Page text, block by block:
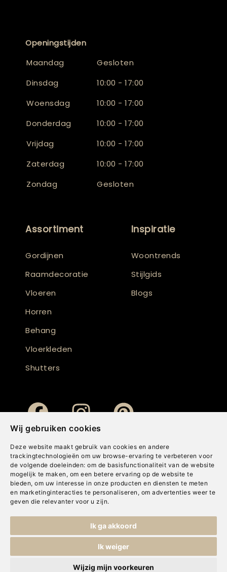
Wij gebruiken cookies
Deze website maakt gebruik van cookies en andere
trackingtechnologieën om uw browse-ervaring te verbeteren voor
de volgende doeleinden: om de basisfunctionaliteit van de website
mogelijk te maken , om een betere ervaring op de website te
bieden, om uw interesse in onze producten en diensten te meten
en marketinginteracties te personaliseren , om advertenties weer te
geven die relevanter voor u zijn.
Ik ga akkoord
Ik weiger
Wijzig mijn voorkeuren
Openingstijden
Maandag
Gesloten
Dinsdag
10:00 - 17:00
Woensdag
10:00 - 17:00
Donderdag
10:00 - 17:00
Vrijdag
10:00 - 17:00
Zaterdag
10:00 - 17:00
Zondag
Gesloten
Assortiment
Gordijnen
Raamdecoratie
Vloeren
Horren
Behang
Vloerkleden
Shutters
Inspiratie
Woontrends
Stijlgids
Blogs
Cookies